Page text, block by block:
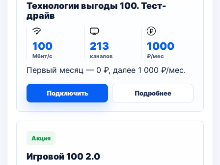
Технологии выгоды 100. Тест-
драйв
100
Мбит/с
213
каналов
1000
₽/мес
Первый месяц — 0 ₽, далее 1 000 ₽/мес.
Подключить Подробнее
Акция
Игровой 100 2.0